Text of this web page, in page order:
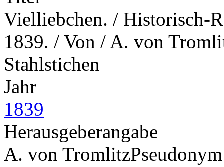
Vielliebchen. / Historisch-
1839. / Von / A. von
Stahlstichen
Jahr
1839
Herausgeberangabe
A. von TromlitzPseudonym